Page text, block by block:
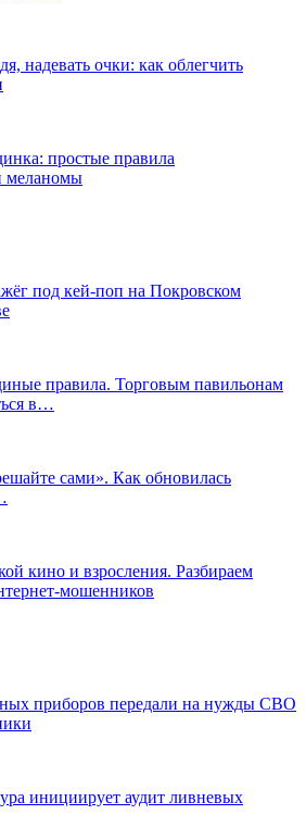
надевать очки: как облегчить
простые правила
меланомы
под кей-поп на Покровском
правила. Торговым павильонам
в…
сами». Как обновилась
кино и взросления. Разбираем
мошенников
приборов передали на нужды СВО
инициирует аудит ливневых